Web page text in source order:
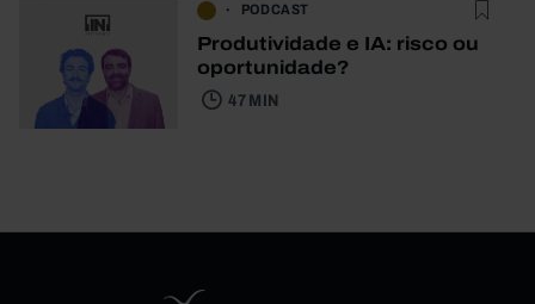
PODCAST
Produtividade e IA: risco ou
oportunidade?
47 MIN